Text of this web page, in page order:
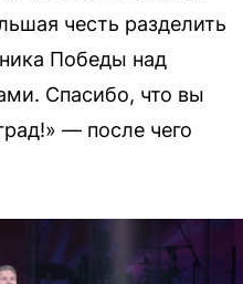
честь разделить
Победы над
Спасибо, что вы
— после чего